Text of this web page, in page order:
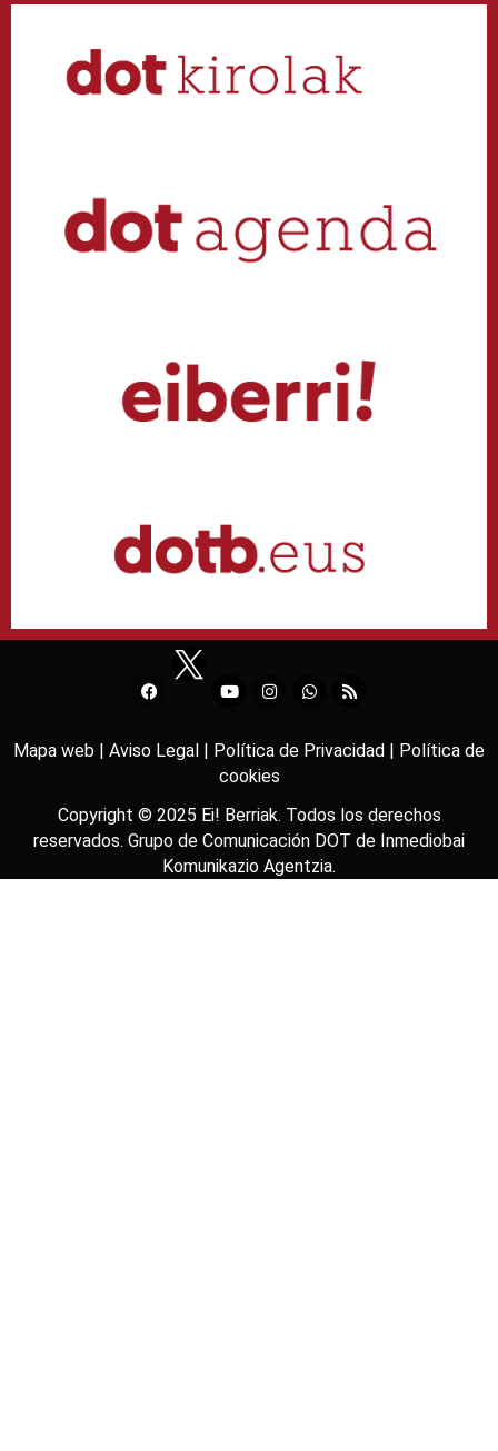
Mapa web | Aviso Legal | Política de Privacidad |
Política de
cookies
Copyright © 2025 Ei! Berriak. Todos los derechos
reservados. Grupo de Comunicación DOT de Inmediobai
Komunikazio Agentzia.